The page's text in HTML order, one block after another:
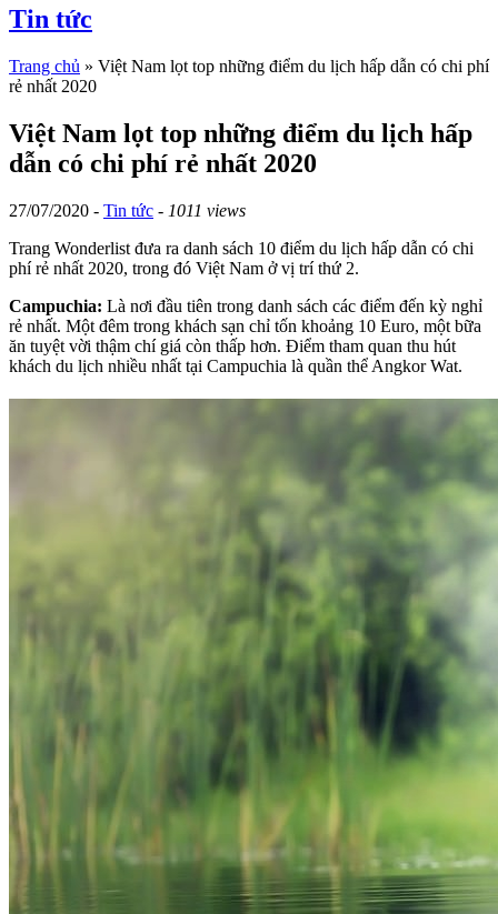
Tin tức
Trang chủ » Việt Nam lọt top những điểm du lịch hấp dẫn có chi phí
rẻ nhất 2020
Việt Nam lọt top những điểm du lịch hấp
dẫn có chi phí rẻ nhất 2020
27/07/2020 - Tin tức - 1011 views
Trang Wonderlist đưa ra danh sách 10 điểm du lịch hấp dẫn có chi
phí rẻ nhất 2020, trong đó Việt Nam ở vị trí thứ 2.
Campuchia: Là nơi đầu tiên trong danh sách các điểm đến kỳ nghỉ
rẻ nhất. Một đêm trong khách sạn chỉ tốn khoảng 10 Euro, một bữa
ăn tuyệt vời thậm chí giá còn thấp hơn. Điểm tham quan thu hút
khách du lịch nhiều nhất tại Campuchia là quần thể Angkor Wat.